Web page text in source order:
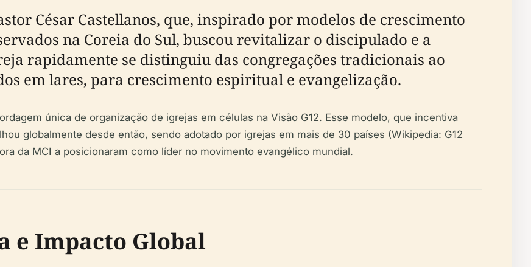
César Castellanos, que, inspirado por modelos de crescimento
na Coreia do Sul, buscou revitalizar o discipulado e a
rapidamente se distinguiu das congregações tradicionais ao
em lares, para crescimento espiritual e evangelização.
única de organização de igrejas em células na Visão G12. Esse modelo, que incentiva
globalmente desde então, sendo adotado por igrejas em mais de 30 países (Wikipedia: G12
da MCI a posicionaram como líder no movimento evangélico mundial.
e Impacto Global